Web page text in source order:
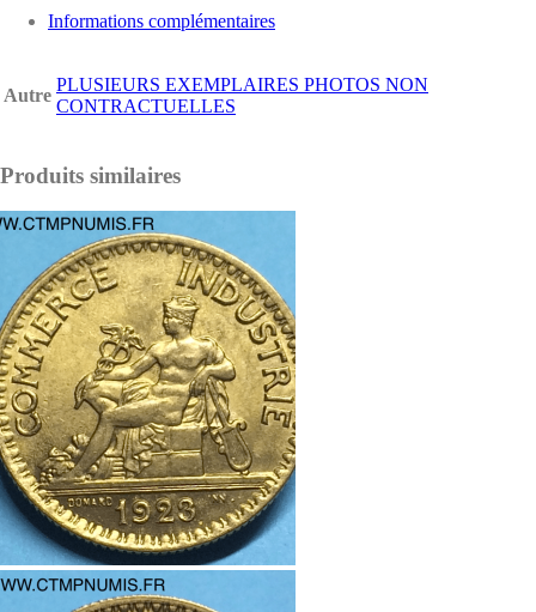
Informations complémentaires
Autre
PLUSIEURS EXEMPLAIRES PHOTOS NON
CONTRACTUELLES
Produits similaires